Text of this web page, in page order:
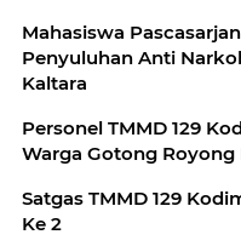
Mahasiswa
Penyuluhan Anti
Kaltara
Personel TMMD 129
Warga Gotong Royong
Satgas TMMD 129
Ke 2